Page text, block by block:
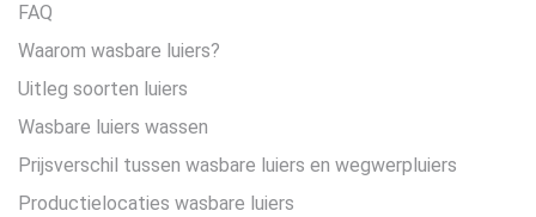
FAQ
Waarom wasbare luiers?
Uitleg soorten luiers
Wasbare luiers wassen
Prijsverschil tussen wasbare luiers en wegwerpluiers
Productielocaties wasbare luiers